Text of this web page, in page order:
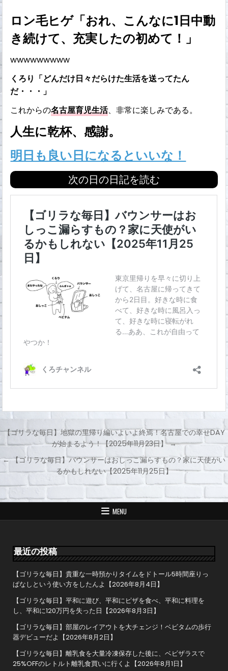
ロン毛ヒゲ「おれ、こんなに1日中動
き続けて、充実したの初めて！」
wwwwwwwww
くろり「どんだけ日々だらけた生活を送ってたん
だ・・・」
これからの名古屋育児生活、非常に楽しみである。
人生に乾杯、感謝。
明日も良い日になるといいな！
次の日の日記を読む
投
稿
ナ
ビ
ー
ョ
【ゴリラな毎日】地獄の里帰り編いよいよ終焉！名古屋での幸せDAY
が始まるよう！【2025年11月23日】 →
← 【ゴリラな毎日】バウンサーはおしっこ漏らすもの？家に天使がい
るかもしれない【2025年11月25日】
MENU
最近の投稿
【ゴリラな毎日】貴重な一時預かりタイムをドトール5時間座りっ
ぱなしという使い方をしたんよ【2026年8月4日】
【ゴリラな毎日】平和に遊び、平和にピザを食べ、平和に料理を
し、平和に120万円を失った日【2026年8月3日】
【ゴリラな毎日】部屋のレイアウトを大チェンジ！ベビタムの歩行
器デビューだよ【2026年8月2日】
【ゴリラな毎日】離乳食を大量冷凍保存した後に、ベビザラスで
25%OFFのレトルト離乳食買いに行くよ【2026年8月1日】